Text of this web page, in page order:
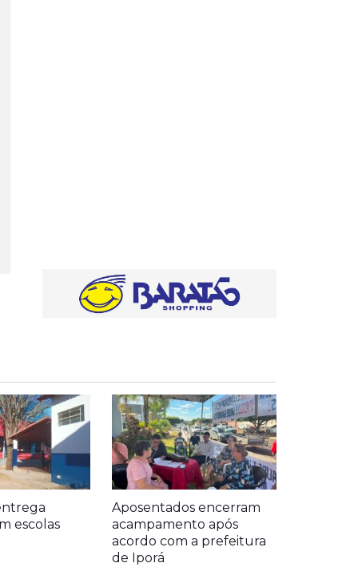
escolas
Aposentados encerram
acampamento após
acordo com a prefeitura
de Iporá